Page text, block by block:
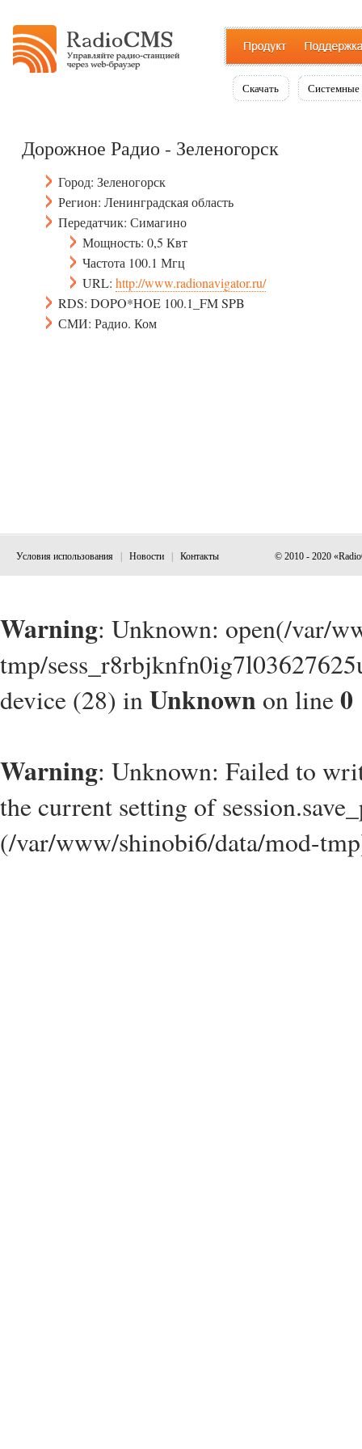
Скачать Системные
Дорожное Радио - Зеленогорск
Город: Зеленогорск
Регион: Ленинградская область
Передатчик: Симагино
Мощность: 0,5 Квт
Частота 100.1 Мгц
URL: http://www.radionavigator.ru/
RDS: DOPO*HOE 100.1_FM SPB
СМИ: Радио. Ком
Условия использования Новости Контакты © 2010 - 2020
Warning: Unknown: open(/var/
tmp/
device (28) inUnknown on line0
Warning: Unknown: Failed to
the current setting of
(/var/www/shinobi6/data/mod-